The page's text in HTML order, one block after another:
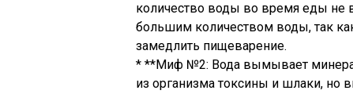
количество воды во время еды не
большим количеством воды, так
замедлить пищеварение.
* **Миф №2: Вода вымывает
из организма токсины и шлаки, но